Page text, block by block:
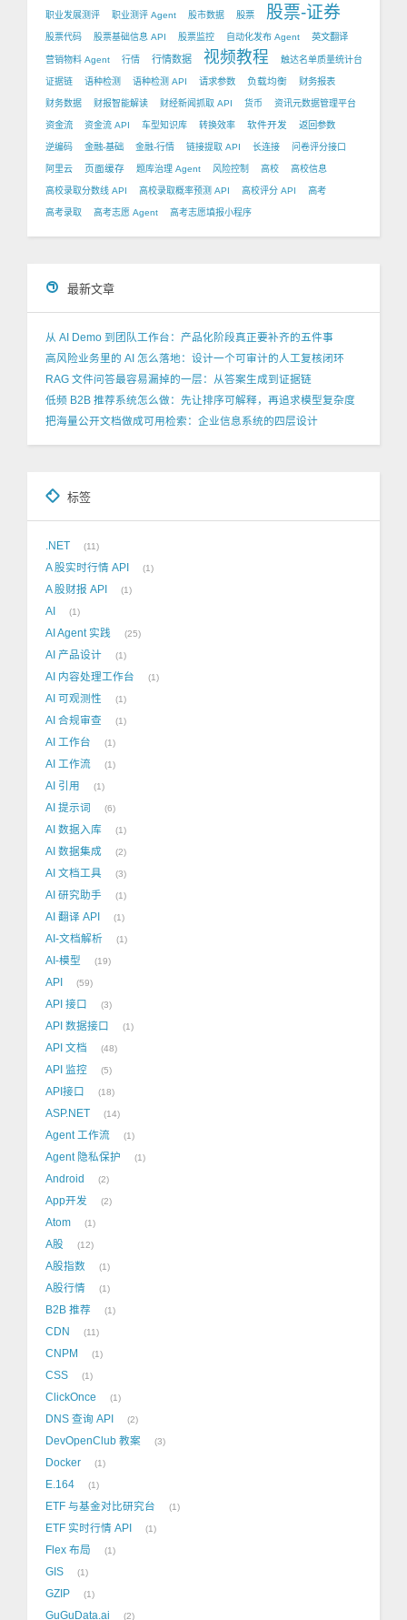
职业发展测评 职业测评 Agent 股市数据 股票 股票-证券
股票代码 股票基础信息 API 股票监控 自动化发布 Agent 英文翻译
营销物料 Agent 行情 行情数据 视频教程 触达名单质量统计台
证据链 语种检测 语种检测 API 请求参数 负载均衡 财务报表
财务数据 财报智能解读 财经新闻抓取 API 货币 资讯元数据管理平台
资金流 资金流 API 车型知识库 转换效率 软件开发 返回参数
逆编码 金融-基础 金融-行情 链接提取 API 长连接 问卷评分接口
阿里云 页面缓存 题库治理 Agent 风险控制 高校 高校信息
高校录取分数线 API 高校录取概率预测 API 高校评分 API 高考
高考录取 高考志愿 Agent 高考志愿填报小程序
最新文章
从 AI Demo 到团队工作台：产品化阶段真正要补齐的五件事
高风险业务里的 AI 怎么落地：设计一个可审计的人工复核闭环
RAG 文件问答最容易漏掉的一层：从答案生成到证据链
低频 B2B 推荐系统怎么做：先让排序可解释，再追求模型复杂度
把海量公开文档做成可用检索：企业信息系统的四层设计
标签
.NET 11
A 股实时行情 API 1
A 股财报 API 1
AI 1
AI Agent 实践 25
AI 产品设计 1
AI 内容处理工作台 1
AI 可观测性 1
AI 合规审查 1
AI 工作台 1
AI 工作流 1
AI 引用 1
AI 提示词 6
AI 数据入库 1
AI 数据集成 2
AI 文档工具 3
AI 研究助手 1
AI 翻译 API 1
AI-文档解析 1
AI-模型 19
API 59
API 接口 3
API 数据接口 1
API 文档 48
API 监控 5
API接口 18
ASP.NET 14
Agent 工作流 1
Agent 隐私保护 1
Android 2
App开发 2
Atom 1
A股 12
A股指数 1
A股行情 1
B2B 推荐 1
CDN 11
CNPM 1
CSS 1
ClickOnce 1
DNS 查询 API 2
DevOpenClub 教案 3
Docker 1
E.164 1
ETF 与基金对比研究台 1
ETF 实时行情 API 1
Flex 布局 1
GIS 1
GZIP 1
GuGuData.ai 2